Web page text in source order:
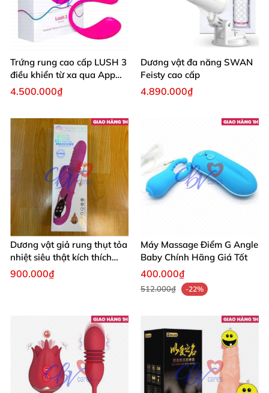
Trứng rung cao cấp LUSH 3
điều khiển từ xa qua App
điện thoại
4.500.000₫
Dương vật đa năng SWAN
Feisty cao cấp
4.890.000₫
Dương vật giả rung thụt tỏa
nhiệt siêu thật kích thích
đỉnh cao
900.000₫
Máy Massage Điểm G Angle
Baby Chính Hãng Giá Tốt
400.000₫
512.000₫ -22%